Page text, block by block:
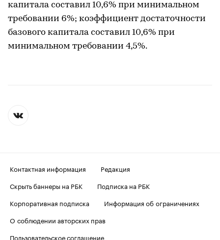
капитала составил 10,6% при минимальном
требовании 6%; коэффициент достаточности
базового капитала составил 10,6% при
минимальном требовании 4,5%.
Контактная информация
Редакция
Скрыть баннеры на РБК
Подписка на РБК
Корпоративная подписка
Информация об ограничениях
О соблюдении авторских прав
Пользовательское соглашение